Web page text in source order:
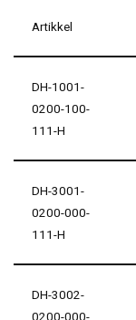
Artikkel
DH-1001-
0200-100-
111-H
DH-3001-
0200-000-
111-H
DH-3002-
0200-000-